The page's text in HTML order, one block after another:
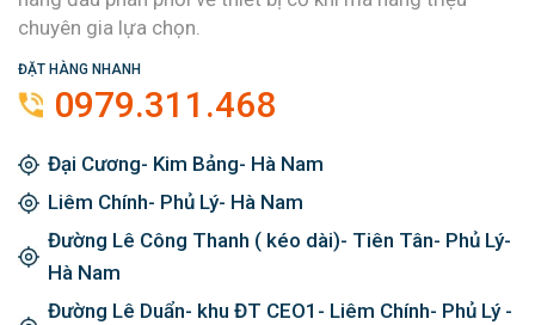
chuyên gia lựa chọn.
ĐẶT HÀNG NHANH
0979.311.468
Đại Cương- Kim Bảng- Hà Nam
Liêm Chính- Phủ Lý- Hà Nam
Đường Lê Công Thanh ( kéo dài)- Tiên Tân- Phủ Lý-
Hà Nam
Đường Lê Duẩn- khu ĐT CEO1- Liêm Chính- Phủ Lý -